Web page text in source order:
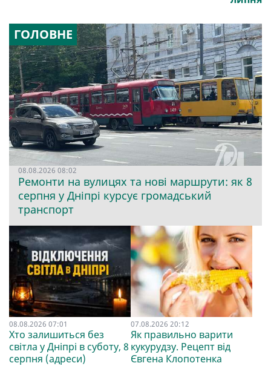
ГОЛОВНЕ
08.08.2026 08:02
Ремонти на вулицях та нові маршрути: як 8
серпня у Дніпрі курсує громадський
транспорт
08.08.2026 07:01
Хто залишиться без
світла у Дніпрі в суботу, 8
серпня (адреси)
07.08.2026 20:12
Як правильно варити
кукурудзу. Рецепт від
Євгена Клопотенка